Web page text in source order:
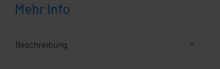
Mehr Info
Beschreibung